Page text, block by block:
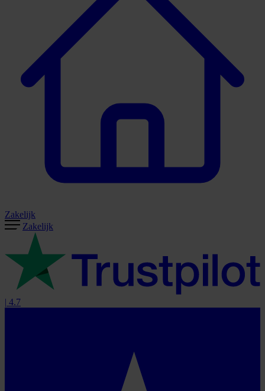
Zakelijk
Zakelijk
| 4.7